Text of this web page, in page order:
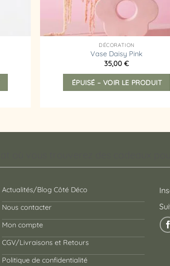
DÉCORATION
Vase Daisy Pink
35,00€
ÉPUISÉ – VOIR LE PRODUIT
Actualités/Blog Côté Déco
Nous contacter
Mon compte
CGV/Livraisons et Retours
Politique de confidentialité